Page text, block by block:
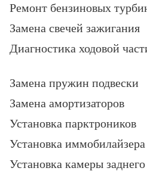
Ремонт бензиновых
Замена свечей зажигания
Диагностика ходовой
Замена пружин подвески
Замена амортизаторов
Установка парктроников
Установка иммобилайзера
Установка камеры